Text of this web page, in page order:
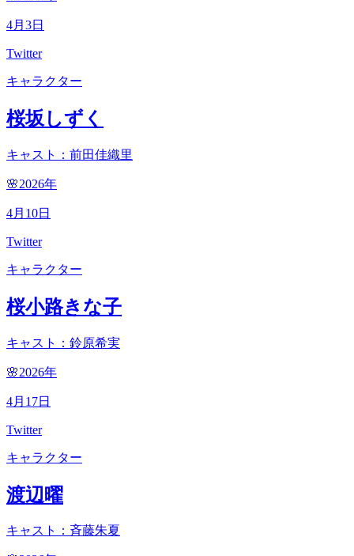
4月 3日
Twitter
キャラクター
桜坂しずく
キャスト：前田佳織里
🌸2026年
4月 10日
Twitter
キャラクター
桜小路きな子
キャスト：鈴原希実
🌸2026年
4月 17日
Twitter
キャラクター
渡辺曜
キャスト：斉藤朱夏